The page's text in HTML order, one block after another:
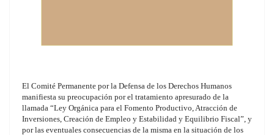
El Comité Permanente por la Defensa de los Derechos Humanos
manifiesta su preocupación por el tratamiento apresurado de la
llamada “Ley Orgánica para el Fomento Productivo, Atracción de
Inversiones, Creación de Empleo y Estabilidad y Equilibrio Fiscal”, y
por las eventuales consecuencias de la misma en la situación de los